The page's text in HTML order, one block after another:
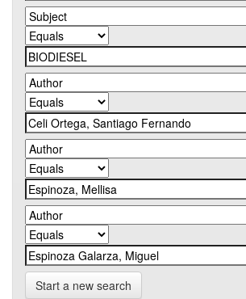
Start a new search